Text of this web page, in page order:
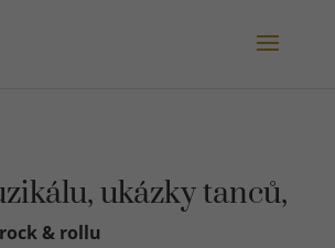
ukázky tanců,
& rollu